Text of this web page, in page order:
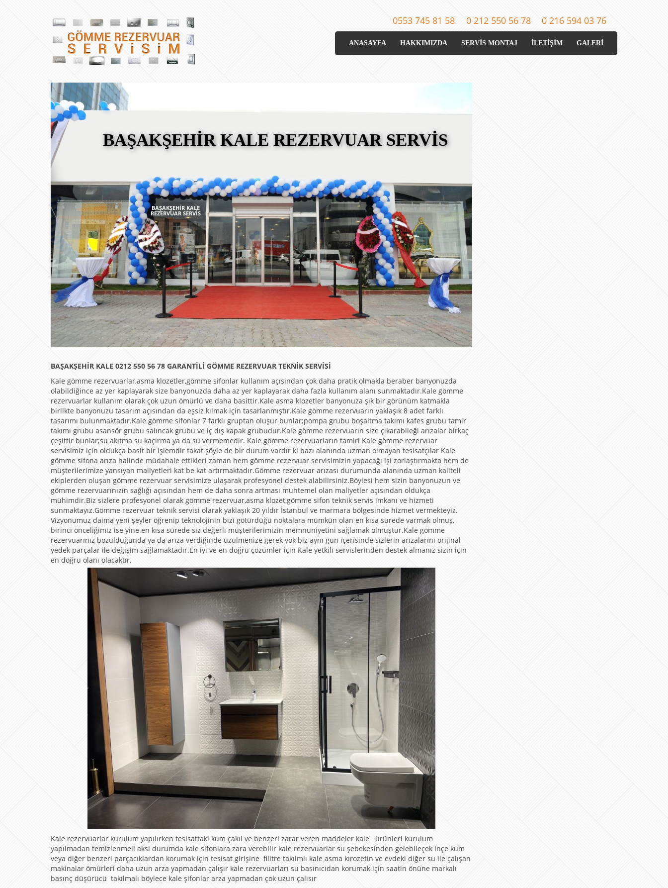
0553 745 81 58 0 212 550 56 78 0 216 594 03 76
ANASAYFA HAKKIMIZDA SERVİS MONTAJ İLETİŞİM GALERİ
BAŞAKŞEHİR KALE REZERVUAR SERVİS
BAŞAKŞEHİR KALE
REZERVUAR SERVİS
BAŞAKŞEHİR KALE 0212 550 56 78 GARANTİLİ GÖMME REZERVUAR TEKNİK SERVİSİ
Kale gömme rezervuarlar,asma klozetler,gömme sifonlar kullanım açısından çok daha pratik olmakla beraber banyonuzda
olabildiğince az yer kaplayarak size banyonuzda daha az yer kaplayarak daha fazla kullanım alanı sunmaktadır.Kale gömme
rezervuarlar kullanım olarak çok uzun ömürlü ve daha basittir.Kale asma klozetler banyonuza şık bir görünüm katmakla
birlikte banyonuzu tasarım açısından da eşsiz kılmak için tasarlanmıştır.Kale gömme rezervuarın yaklaşık 8 adet farklı
tasarımı bulunmaktadır.Kale gömme sifonlar 7 farklı gruptan oluşur bunlar;pompa grubu boşaltma takımı kafes grubu tamir
takımı grubu asansör grubu salıncak grubu ve iç dış kapak grubudur.Kale gömme rezervuarın size çıkarabileği arızalar birkaç
çeşittir bunlar;su akıtma su kaçırma ya da su vermemedir. Kale gömme rezervuarların tamiri Kale gömme rezervuar
servisimiz için oldukça basit bir işlemdir fakat şöyle de bir durum vardır ki bazı alanında uzman olmayan tesisatçılar Kale
gömme sifona arıza halinde müdahale ettikleri zaman hem gömme rezervuar servisimizin yapacağı işi zorlaştırmakta hem de
müşterilerimize yansıyan maliyetleri kat be kat artırmaktadır.Gömme rezervuar arızası durumunda alanında uzman kaliteli
ekiplerden oluşan gömme rezervuar servisimize ulaşarak profesyonel destek alabilirsiniz.Böylesi hem sizin banyonuzun ve
gömme rezervuarınızın sağlığı açısından hem de daha sonra artması muhtemel olan maliyetler açısından oldukça
mühimdir.Biz sizlere profesyonel olarak gömme rezervuar,asma klozet,gömme sifon teknik servis imkanı ve hizmeti
sunmaktayız.Gömme rezervuar teknik servisi olarak yaklaşık 20 yıldır İstanbul ve marmara bölgesinde hizmet vermekteyiz.
Vizyonumuz daima yeni şeyler öğrenip teknolojinin bizi götürdüğü noktalara mümkün olan en kısa sürede varmak olmuş,
birinci önceliğimiz ise yine en kısa sürede siz değerli müşterilerimizin memnuniyetini sağlamak olmuştur.Kale gömme
rezervuarınız bozulduğunda ya da arıza verdiğinde üzülmenize gerek yok biz aynı gün içerisinde sizlerin arızalarını orijinal
yedek parçalar ile değişim sağlamaktadır.En iyi ve en doğru çözümler için Kale yetkili servislerinden destek almanız sizin için
en doğru olanı olacaktır.
Kale rezervuarlar kurulum yapılırken tesisattaki kum çakıl ve benzeri zarar veren maddeler kale ürünleri kurulum
yapılmadan temizlenmeli aksi durumda kale sifonlara zara verebilir kale rezervuarlar su şebekesinden gelebileçek inçe kum
veya diğer benzeri parçacıklardan korumak için tesisat girişine filitre takılmlı kale asma kırozetin ve evdeki diğer su ile çalışan
makinalar ömürleri daha uzun arza yapmadan çalışır kale rezervuarları su basınıcıdan korumak için saatin önüne markalı
basınç düşürücü takılmalı böylece kale şifonlar arza yapmadan çok uzun çalısır